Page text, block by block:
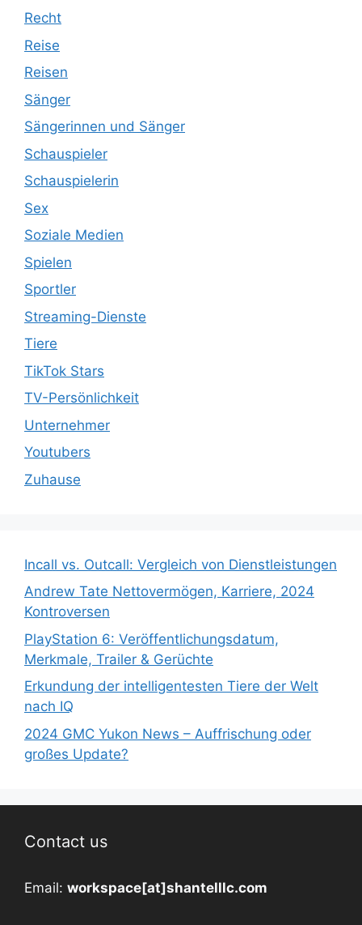
Recht
Reise
Reisen
Sänger
Sängerinnen und Sänger
Schauspieler
Schauspielerin
Sex
Soziale Medien
Spielen
Sportler
Streaming-Dienste
Tiere
TikTok Stars
TV-Persönlichkeit
Unternehmer
Youtubers
Zuhause
Incall vs. Outcall: Vergleich von Dienstleistungen
Andrew Tate Nettovermögen, Karriere, 2024
Kontroversen
PlayStation 6: Veröffentlichungsdatum,
Merkmale, Trailer & Gerüchte
Erkundung der intelligentesten Tiere der Welt
nach IQ
2024 GMC Yukon News – Auffrischung oder
großes Update?
Contact us
Email: workspace[at]shantelllc.com